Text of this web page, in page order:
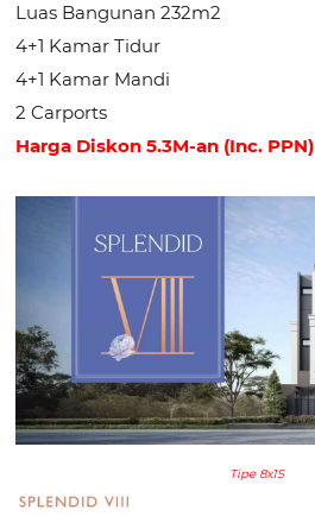
Luas Bangunan 232m2
4+1 Kamar Tidur
4+1 Kamar Mandi
2 Carports
Harga Diskon 5.3M-an (Inc. PPN)
Tipe 8x15